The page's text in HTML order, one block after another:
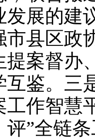
发展的建
市县区政
提案督办
互鉴。三
工作智慧
评”全链